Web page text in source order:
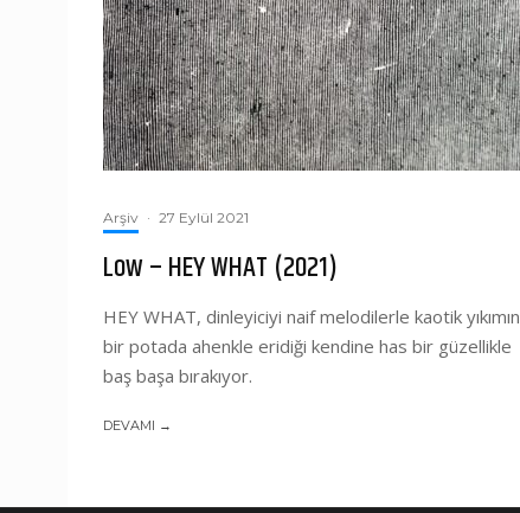
Arşiv · 27 Eylül 2021
Low – HEY WHAT (2021)
HEY WHAT, dinleyiciyi naif melodilerle kaotik yıkımın
bir potada ahenkle eridiği kendine has bir güzellikle
baş başa bırakıyor.
DEVAMI →